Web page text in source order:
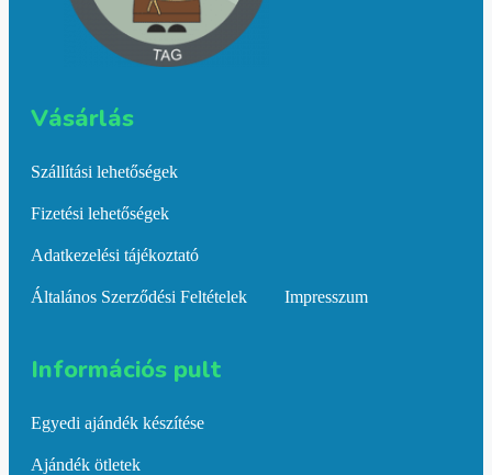
Vásárlás​
Szállítási lehetőségek
Fizetési lehetőségek
Adatkezelési tájékoztató
Általános Szerződési Feltételek Impresszum
Információs pult​
Egyedi ajándék készítése
Ajándék ötletek